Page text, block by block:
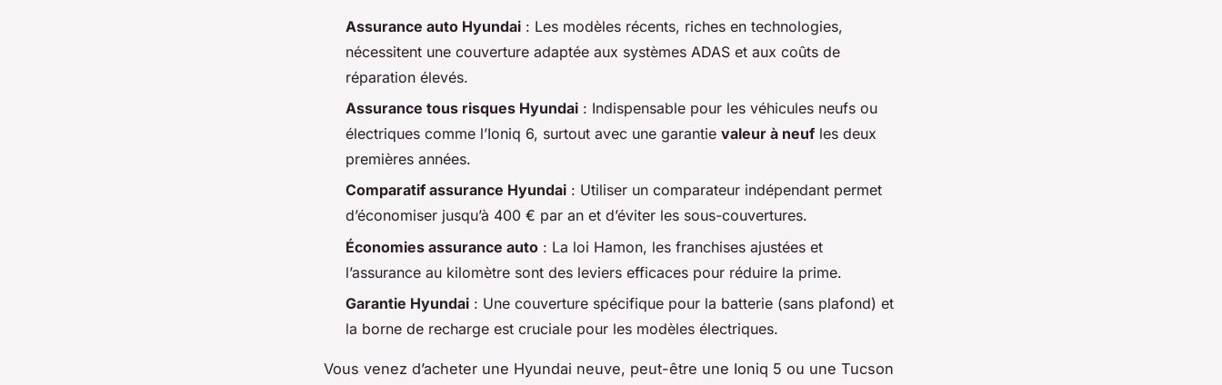
Assurance auto Hyundai : Les modèles récents, riches en technologies,
nécessitent une couverture adaptée aux systèmes ADAS et aux coûts de
réparation élevés.
Assurance tous risques Hyundai : Indispensable pour les véhicules neufs ou
électriques comme l’Ioniq 6, surtout avec une garantie valeur à neuf les deux
premières années.
Comparatif assurance Hyundai : Utiliser un comparateur indépendant permet
d’économiser jusqu’à 400 € par an et d’éviter les sous-couvertures.
Économies assurance auto : La loi Hamon, les franchises ajustées et
l’assurance au kilomètre sont des leviers efficaces pour réduire la prime.
Garantie Hyundai : Une couverture spécifique pour la batterie (sans plafond) et
la borne de recharge est cruciale pour les modèles électriques.
Vous venez d’acheter une Hyundai neuve, peut-être une Ioniq 5 ou une Tucson